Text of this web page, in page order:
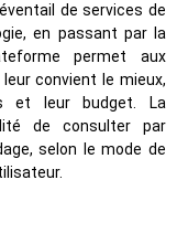
de services de
en passant par la
permet aux
convient le mieux,
et leur budget. La
de consulter par
selon le mode de